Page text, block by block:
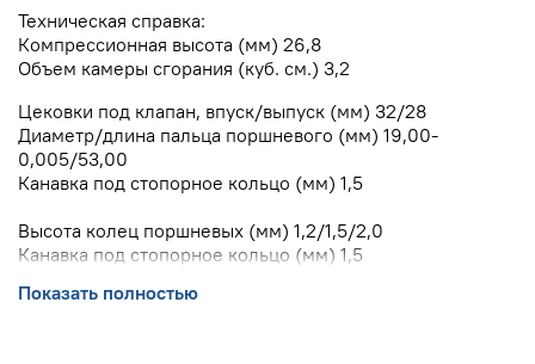
Техническая справка:
Компрессионная высота (мм) 26,8
Объем камеры сгорания (куб. см.) 3,2
Цековки под клапан, впуск/выпуск (мм) 32/28
Диаметр/длина пальца поршневого (мм) 19,00-
0,005/53,00
Канавка под стопорное кольцо (мм) 1,5
Высота колец поршневых (мм) 1,2/1,5/2,0
Канавка под стопорное кольцо (мм) 1,5
Рекомендуемый заводом изготовителем тепловой
Показать полностью